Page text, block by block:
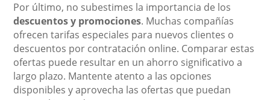
Por último, no subestimes la importancia de los
descuentos y promociones. Muchas compañías
ofrecen tarifas especiales para nuevos clientes o
descuentos por contratación online. Comparar estas
ofertas puede resultar en un ahorro significativo a
largo plazo. Mantente atento a las opciones
disponibles y aprovecha las ofertas que puedan